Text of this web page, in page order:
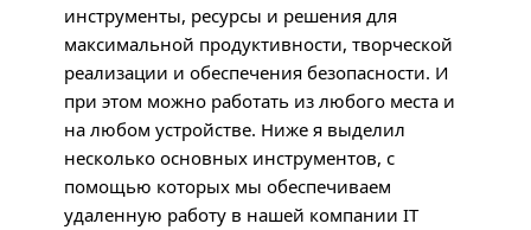
инструменты, ресурсы и решения для
максимальной продуктивности, творческой
реализации и обеспечения безопасности. И
при этом можно работать из любого места и
на любом устройстве. Ниже я выделил
несколько основных инструментов, с
помощью которых мы обеспечиваем
удаленную работу в нашей компании IT